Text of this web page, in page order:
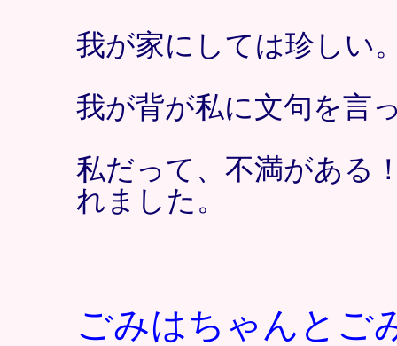
我が家にしては珍しい
我が背が私に文句を言
私だって、不満がある
れました。
ごみはちゃんとご